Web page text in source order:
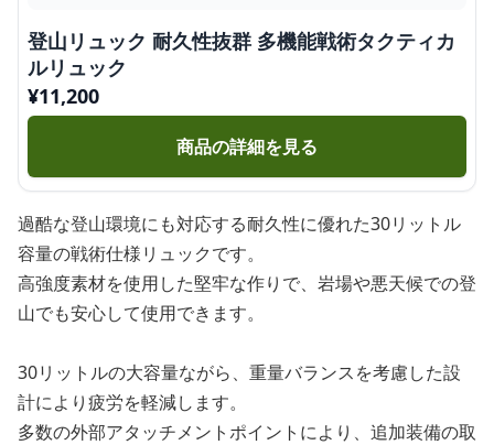
登山リュック 耐久性抜群 多機能戦術タクティカ
ルリュック
¥11,200
商品の詳細を見る
過酷な登山環境にも対応する耐久性に優れた30リットル
容量の戦術仕様リュックです。
高強度素材を使用した堅牢な作りで、岩場や悪天候での登
山でも安心して使用できます。
30リットルの大容量ながら、重量バランスを考慮した設
計により疲労を軽減します。
多数の外部アタッチメントポイントにより、追加装備の取